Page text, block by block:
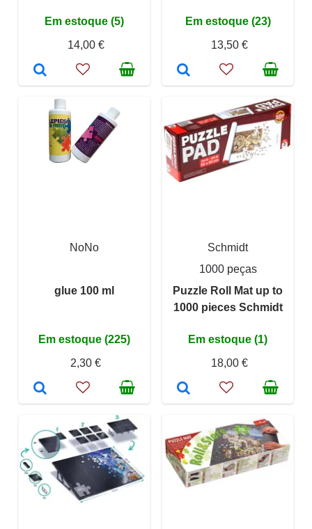
Em estoque (5)
14,00 €
Em estoque (23)
13,50 €
NoNo
glue 100 ml
Em estoque (225)
2,30 €
Schmidt
1000 peças
Puzzle Roll Mat up to
1000 pieces Schmidt
Em estoque (1)
18,00 €